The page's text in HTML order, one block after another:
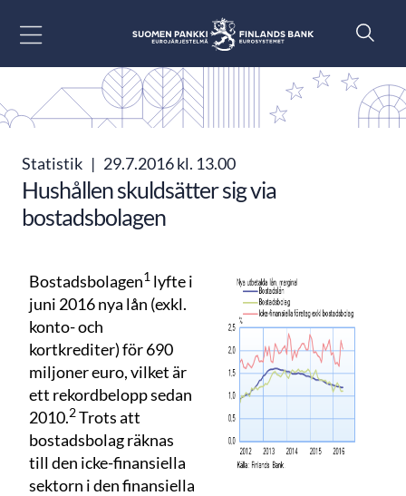
Statistik | 29.7.2016 kl. 13.00
Hushållen skuldsätter sig via
bostadsbolagen
Bostadsbolagen1 lyfte i
juni 2016 nya lån (exkl.
konto- och
kortkrediter) för 690
miljoner euro, vilket är
ett rekordbelopp sedan
2010.2Trots att
bostadsbolag räknas
till den icke-finansiella
sektorn i den finansiella